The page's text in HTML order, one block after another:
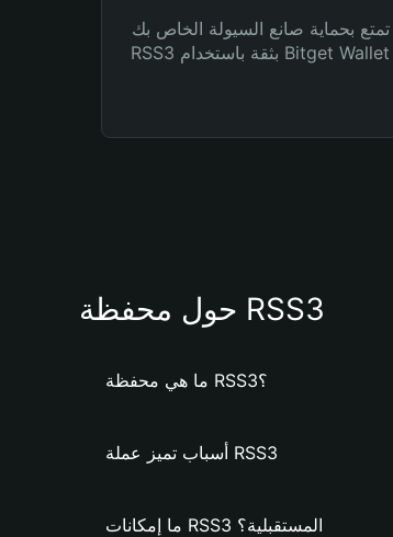
تمتع بحماية صانع السيولة الخاص بك
RSS3 بثقة باستخدام Bitget Wallet
حول محفظة RSS3
ما هي محفظة RSS3؟
أسباب تميز عملة RSS3
ما إمكانات RSS3 المستقبلية؟